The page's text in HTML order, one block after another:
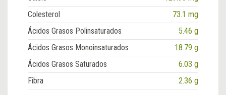
Colesterol
73.1 mg
Ácidos Grasos Polinsaturados
5.46 g
Ácidos Grasos Monoinsaturados
18.79 g
Ácidos Grasos Saturados
6.03 g
Fibra
2.36 g